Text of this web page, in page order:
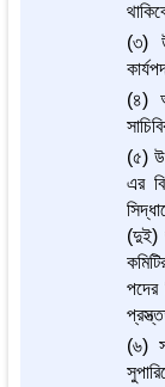
(৩)
(৪)
(৫)
এর
(দুই)
(৬)